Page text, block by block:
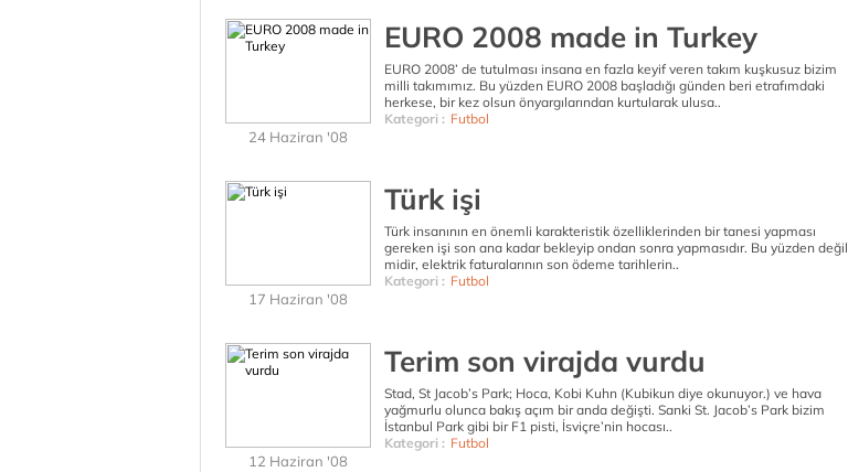
24 Haziran '08
EURO 2008 made in Turkey
EURO 2008’ de tutulması insana en fazla keyif veren takım kuşkusuz bizim
milli takımımız. Bu yüzden EURO 2008 başladığı günden beri etrafımdaki
herkese, bir kez olsun önyargılarından kurtularak ulusa..
Kategori : Futbol
17 Haziran '08
Türk işi
Türk insanının en önemli karakteristik özelliklerinden bir tanesi yapması
gereken işi son ana kadar bekleyip ondan sonra yapmasıdır. Bu yüzden değil
midir, elektrik faturalarının son ödeme tarihlerin..
Kategori : Futbol
12 Haziran '08
Terim son virajda vurdu
Stad, St Jacob’s Park; Hoca, Kobi Kuhn (Kubikun diye okunuyor.) ve hava
yağmurlu olunca bakış açım bir anda değişti. Sanki St. Jacob’s Park bizim
İstanbul Park gibi bir F1 pisti, İsviçre’nin hocası..
Kategori : Futbol